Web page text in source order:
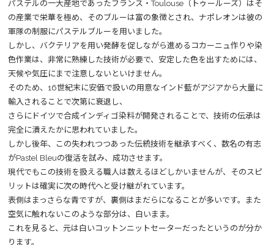
パステルの一大産地であったフランス・Toulouse（トゥールーズ）はそ
の産業で栄華を極め、そのブルーは富の象徴とされ、ナポレオンは彼の
軍隊の制服にパステルブルーを用いました。
しかし、バクテリアを用い発酵を促しながら進めるコカーニュ作りや染
色作業は、非常に熟練した技術が必要で、安定した色を出すためには、
天候や気圧にまで注意しないといけません。
そのため、16世紀末に安価で扱いの用意なインド藍がアジアから大量に
輸入されることで次第に衰退し、
さらにドイツで合成インディゴ染料が開発されることで、技術の伝承は
完全に潰えたかに思われていました。
しかし後年、この失われつつあった伝統技術を継承すべく、数名の有志
がPastel Bleuの復活を試み、成功させます。
現代でもこの技術を扱える職人は数えるほどしかいませんが、そのスピ
リットは確実に次の時代へと受け継がれています。
表側はまっさらな青ですが、裏側はまだらになることが多いです。また
空気に触れないこのような部分は、白いまま。
これを見ると、元は白いコットンニットセーターだったというのが分か
ります。